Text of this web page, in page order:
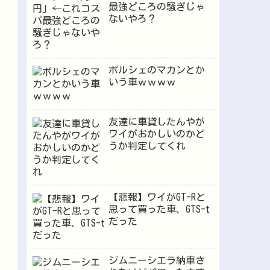
最強どころの騒ぎじゃ
ないやろ？
ポルシェのマカンとか
いう車ｗｗｗｗ
友達に車貸したんやが
ワイがおかしいのかど
うか判定してくれ
【悲報】ワイがGT-Rと
思って買った車、GTS-t
だった
ジムニーシエラ納車さ